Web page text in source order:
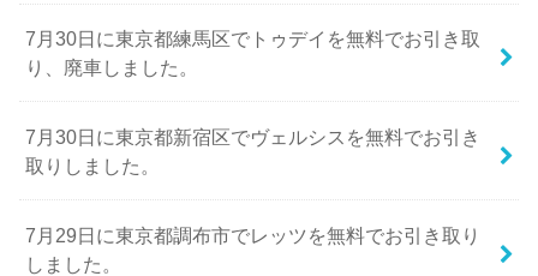
7月30日に東京都練馬区でトゥデイを無料でお引き取
り、廃車しました。
7月30日に東京都新宿区でヴェルシスを無料でお引き
取りしました。
7月29日に東京都調布市でレッツを無料でお引き取り
しました。